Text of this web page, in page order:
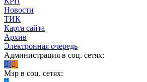
Новости
ТИК
Карта сайта
Архив
Электронная очередь
Администрация в соц. сетях:
Мэр в соц. сетях: